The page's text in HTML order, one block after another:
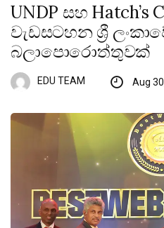
UNDP සහ Hatch’s
වැඩසටහන ශ්‍රී
බලාපොරොත්තුවක්
EDU TEAM Aug